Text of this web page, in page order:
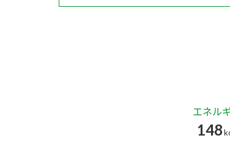
エネル
148